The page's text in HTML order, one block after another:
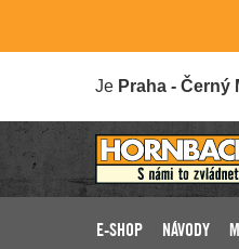
Je Praha - Černý
E-SHOP NÁVODY